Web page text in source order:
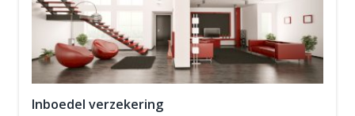
Inboedel verzekering